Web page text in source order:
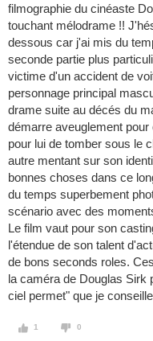
filmographie du cinéaste
touchant mélodrame !!
dessous car j'ai mis du
seconde partie plus
victime d'un accident de
personnage principal
drame suite au décés du
démarre aveuglement
pour lui de tomber sous le
autre mentant sur son
bonnes choses dans ce
du temps superbement
scénario avec des
Le film vaut pour son
l'étendue de son talent
de bons seconds roles.
la caméra de Douglas Sirk
ciel permet" que je
1 0